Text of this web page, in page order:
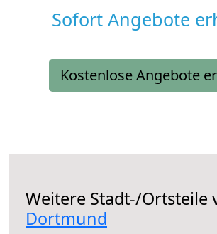
Sofort Angebote
Kostenlose Angebote
Weitere Stadt-/Ortsteile
Dortmund